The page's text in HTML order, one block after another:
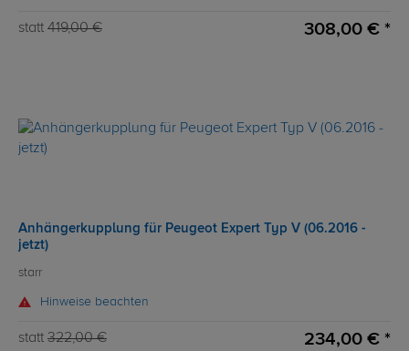
statt 419,00 € 308,00 € *
Anhängerkupplung für Peugeot Expert Typ V (06.2016 -
jetzt)
starr
Hinweise beachten
statt 322,00 € 234,00 € *